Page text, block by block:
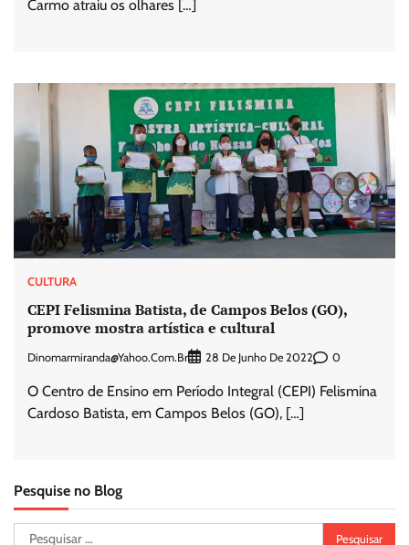
Carmo atraiu os olhares […]
CULTURA
CEPI Felismina Batista, de Campos Belos (GO),
promove mostra artística e cultural
Dinomarmiranda@yahoo.com.br 28 De Junho De 2022 0
O Centro de Ensino em Período Integral (CEPI) Felismina
Cardoso Batista, em Campos Belos (GO), […]
Pesquise no Blog
Pesquisar